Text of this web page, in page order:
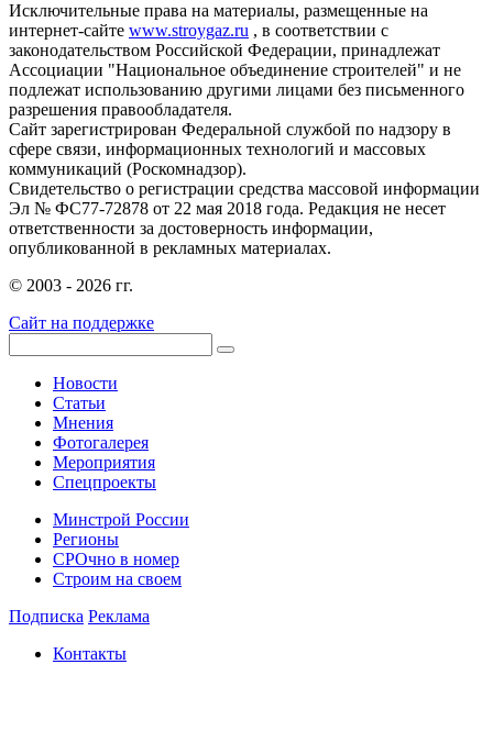
Исключительные права на материалы, размещенные на
интернет-сайте www.stroygaz.ru , в соответствии с
законодательством Российской Федерации, принадлежат
Ассоциации "Национальное объединение строителей" и не
подлежат использованию другими лицами без письменного
разрешения правообладателя.
Сайт зарегистрирован Федеральной службой по надзору в
сфере связи, информационных технологий и массовых
коммуникаций (Роскомнадзор).
Свидетельство о регистрации средства массовой информации
Эл № ФС77-72878 от 22 мая 2018 года. Редакция не несет
ответственности за достоверность информации,
опубликованной в рекламных материалах.
© 2003 - 2026 гг.
Сайт на поддержке
Новости
Статьи
Мнения
Фотогалерея
Мероприятия
Спецпроекты
Минстрой России
Регионы
СРОчно в номер
Строим на своем
Подписка Реклама
Контакты